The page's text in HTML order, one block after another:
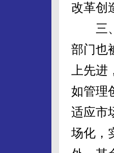
改革创
三、
部门也
上先
如管理
适应市
场化，